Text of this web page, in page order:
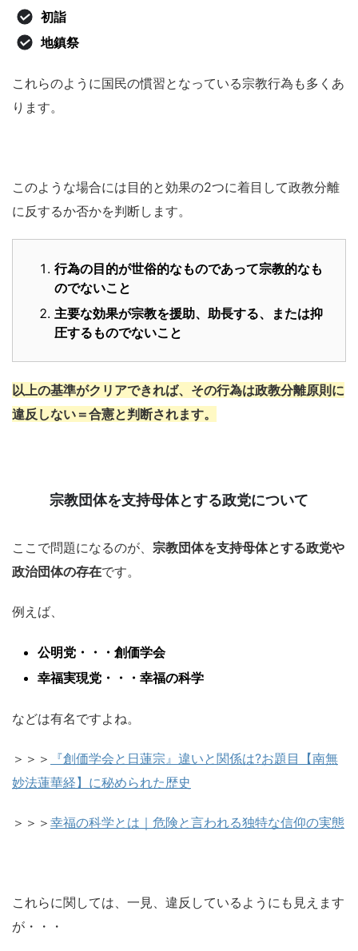
初詣
地鎮祭
これらのように国民の慣習となっている宗教行為も多くあ
ります。
このような場合には目的と効果の2つに着目して政教分離
に反するか否かを判断します。
行為の目的が世俗的なものであって宗教的なも
のでないこと
主要な効果が宗教を援助、助長する、または抑
圧するものでないこと
以上の基準がクリアできれば、その行為は政教分離原則に
違反しない＝合憲と判断されます。
宗教団体を支持母体とする政党について
ここで問題になるのが、 宗教団体を支持母体とする政党や
政治団体の存在です。
例えば、
公明党・・・創価学会
幸福実現党・・・幸福の科学
などは有名ですよね。
＞＞＞
『創価学会と日蓮宗』違いと関係は?お題目【南無
妙法蓮華経】に秘められた歴史
＞＞＞ 幸福の科学とは｜危険と言われる独特な信仰の実態
これらに関しては、一見、違反しているようにも見えます
が・・・